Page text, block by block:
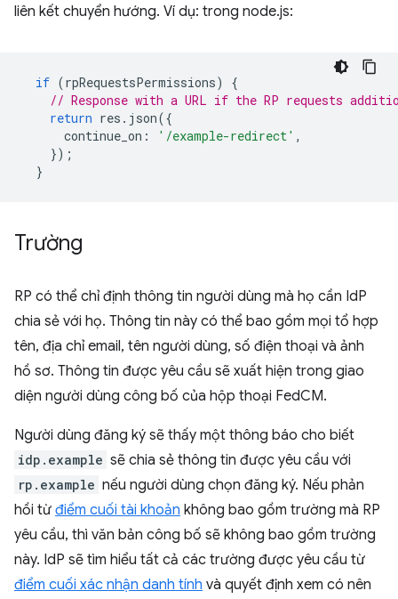
liên kết chuyển hướng. Ví dụ: trong node.js:
if (rpRequestsPermissions)
{
// Response with a URL if the RP requests
return res . json({
continue_on : '/example-redirect' ,
});
}
Trường
RP có thể chỉ định thông tin người dùng mà họ cần IdP
chia sẻ với họ. Thông tin này có thể bao gồm mọi tổ hợp
tên, địa chỉ email, tên người dùng, số điện thoại và ảnh
hồ sơ. Thông tin được yêu cầu sẽ xuất hiện trong giao
diện người dùng công bố của hộp thoại FedCM.
Người dùng đăng ký sẽ thấy một thông báo cho biết
idp.example sẽ chia sẻ thông tin được yêu cầu với
rp.example nếu người dùng chọn đăng ký. Nếu phản
hồi từ điểm cuối tài khoản không bao gồm trường mà RP
yêu cầu, thì văn bản công bố sẽ không bao gồm trường
này. IdP sẽ tìm hiểu tất cả các trường được yêu cầu từ
điểm cuối xác nhận danh tính và quyết định xem có nên